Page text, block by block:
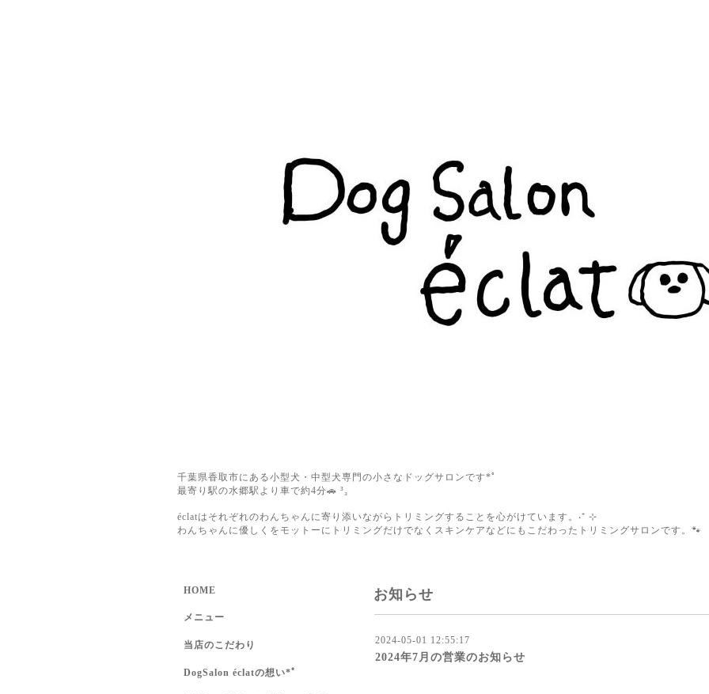
千葉県香取市にある小型犬・中型犬専門の小さなドッグサロンです*ﾟ
最寄り駅の水郷駅より車で約4分🚗 ³₃
éclatはそれぞれのわんちゃんに寄り添いながらトリミングすることを心がけています。‧⁺ ⊹
わんちゃんに優しくをモットーにトリミングだけでなくスキンケアなどにもこだわったトリミングサロンです。🐾
お知らせ
2024-05-01 12:55:17
2024年7月の営業のお知らせ
HOME
メニュー
当店のこだわり
DogSalon éclatの想い*ﾟ